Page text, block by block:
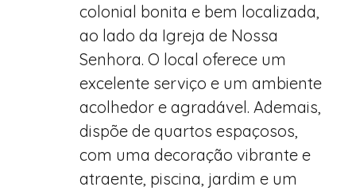
colonial bonita e bem localizada,
ao lado da Igreja de Nossa
Senhora. O local oferece um
excelente serviço e um ambiente
acolhedor e agradável. Ademais,
dispõe de quartos espaçosos,
com uma decoração vibrante e
atraente, piscina, jardim e um